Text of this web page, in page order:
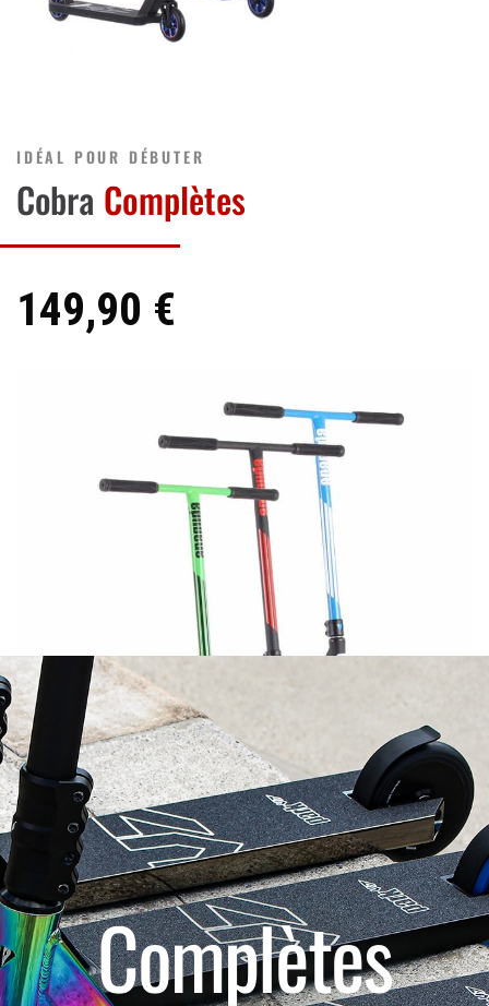
IDÉAL POUR DÉBUTER
Cobra Complètes
149,90 €
Complètes